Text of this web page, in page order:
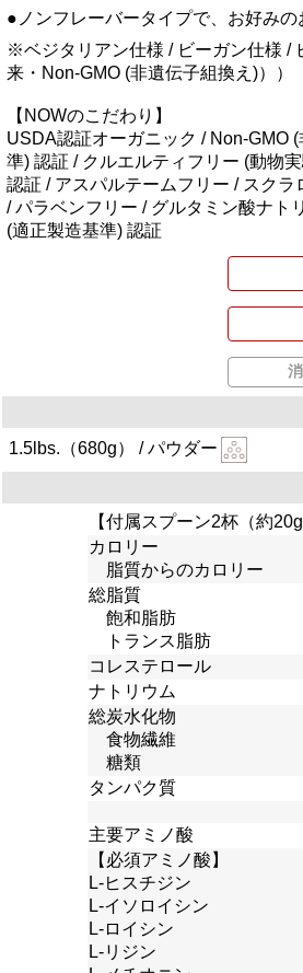
●ノンフレーバータイプで、お好み
※ベジタリアン仕様 / ビーガン仕様 /
来・Non-GMO (非遺伝子組換え)））
【NOWのこだわり】
USDA認証オーガニック / Non-GMO
準) 認証 / クルエルティフリー (動物
認証 / アスパルテームフリー / スク
/ パラベンフリー / グルタミン酸ナト
(適正製造基準) 認証
1.5lbs.（680g） / パウダー
【付属スプーン2杯（約20g
カロリー
脂質からのカロリー
総脂質
飽和脂肪
トランス脂肪
コレステロール
ナトリウム
総炭水化物
食物繊維
糖類
タンパク質
主要アミノ酸
【必須アミノ酸】
L-ヒスチジン
L-イソロイシン
L-ロイシン
L-リジン